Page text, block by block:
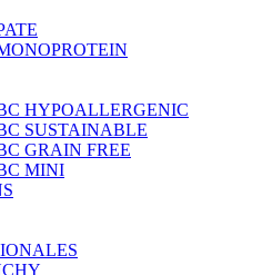
HYPOALLERGENIC
SUSTAINABLE
GRAIN FREE
MINI